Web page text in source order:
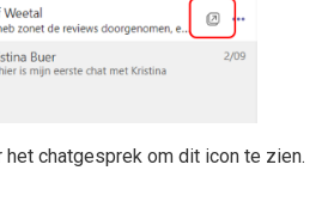
chatgesprek om dit icon te zien.